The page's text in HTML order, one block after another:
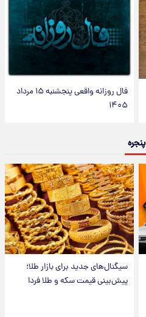
فال روزانه واقعی پنجشنبه ۱۵ مرداد
۱۴۰۵
پنجره
سیگنال‌های جدید برای بازار طلا؛
پیش‌بینی قیمت سکه و طلا فردا